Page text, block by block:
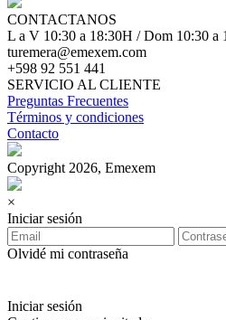
CONTACTANOS
L a V 10:30 a 18:30H / Dom 10:30 a
turemera@emexem.com
+598 92 551 441
SERVICIO AL CLIENTE
Preguntas Frecuentes
Términos y condiciones
Contacto
Copyright 2026, Emexem
×
Iniciar sesión
Olvidé mi contraseña
Iniciar sesión